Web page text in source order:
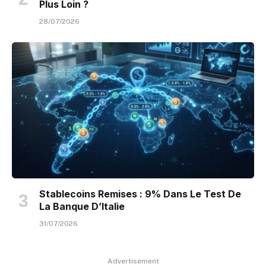
Plus Loin ?
28/07/2026
Stablecoins Remises : 9% Dans Le Test De
La Banque D’Italie
31/07/2026
Advertisement